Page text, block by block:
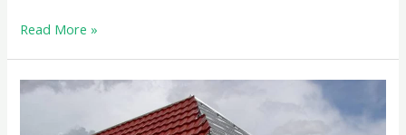
Read More »
Jasa